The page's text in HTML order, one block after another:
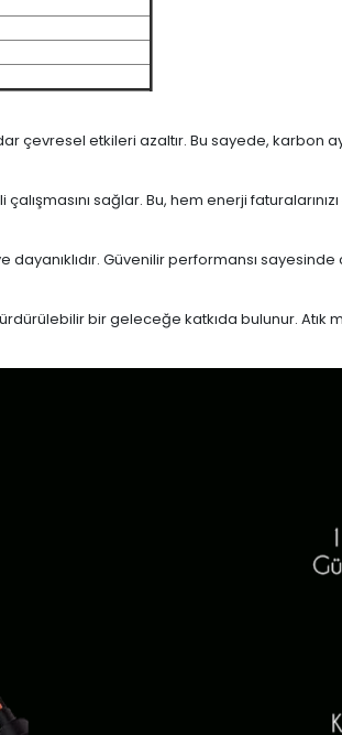
çevresel etkileri azaltır. Bu sayede, karbon
sağlar. Bu, hem enerji
Güvenilir performansı sayesinde
bir geleceğe katkıda bulunur. Atık